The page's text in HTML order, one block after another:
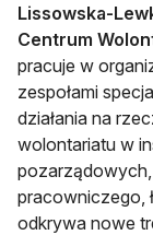
Lissowska-
Centrum
pracuje w
zespołami
działania na
wolontariatu w
pracowniczego,
odkrywa nowe